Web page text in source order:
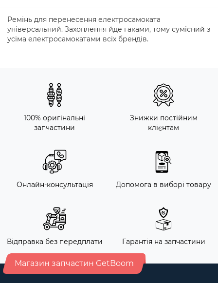
Ремінь для перенесення електросамоката
універсальний. Захоплення йде гаками, тому сумісний з
усіма електросамокатами всіх брендів.
100% оригінальні
запчастини
Знижки постійним
клієнтам
Онлайн-консультація Допомога в виборі товару
Відправка без передплати Гарантія на запчастини
Магазин запчастин GetBoom